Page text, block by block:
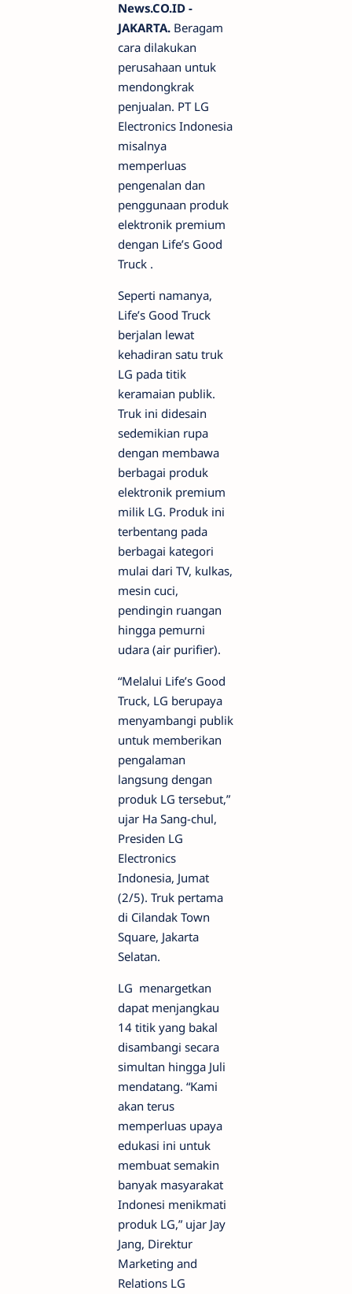
News.CO.ID -
JAKARTA. Beragam
cara dilakukan
perusahaan untuk
mendongkrak
penjualan. PT LG
Electronics Indonesia
misalnya
memperluas
pengenalan dan
penggunaan produk
elektronik premium
dengan Life’s Good
Truck .
Seperti namanya,
Life’s Good Truck
berjalan lewat
kehadiran satu truk
LG pada titik
keramaian publik.
Truk ini didesain
sedemikian rupa
dengan membawa
berbagai produk
elektronik premium
milik LG. Produk ini
terbentang pada
berbagai kategori
mulai dari TV, kulkas,
mesin cuci,
pendingin ruangan
hingga pemurni
udara (air purifier).
“Melalui Life’s Good
Truck, LG berupaya
menyambangi publik
untuk memberikan
pengalaman
langsung dengan
produk LG tersebut,”
ujar Ha Sang-chul,
Presiden LG
Electronics
Indonesia, Jumat
(2/5). Truk pertama
di Cilandak Town
Square, Jakarta
Selatan.
LG menargetkan
dapat menjangkau
14 titik yang bakal
disambangi secara
simultan hingga Juli
mendatang. “Kami
akan terus
memperluas upaya
edukasi ini untuk
membuat semakin
banyak masyarakat
Indonesi menikmati
produk LG,” ujar Jay
Jang, Direktur
Marketing and
Relations LG